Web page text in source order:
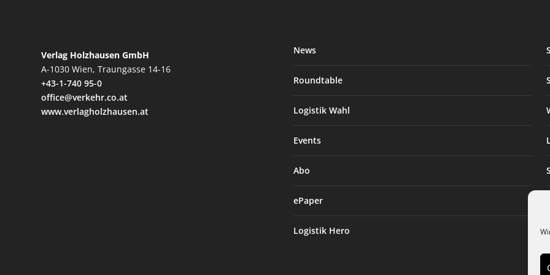
Verlag Holzhausen GmbH
A-1030 Wien, Traungasse 14-16
+43-1-740 95-0
office@verkehr.co.at
www.verlagholzhausen.at
News
Roundtable
Logistik Wahl
Events
Abo
ePaper
Logistik Hero